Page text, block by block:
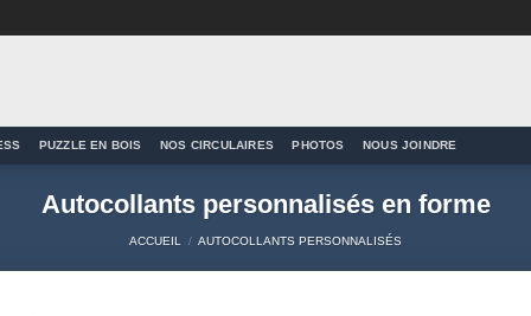
PUZZLE EN BOIS NOS CIRCULAIRES PHOTOS NOUS JOINDRE
Autocollants personnalisés en forme
ACCUEIL / AUTOCOLLANTS PERSONNALISÉS